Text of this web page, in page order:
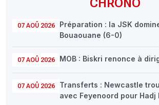
CHRONO
07 AOÛ 2026
Préparation : la JSK domine
Bouaouane (6-0)
07 AOÛ 2026 MOB : Biskri renonce à
07 AOÛ 2026
Transferts : Newcastle
avec Feyenoord pour Hadj